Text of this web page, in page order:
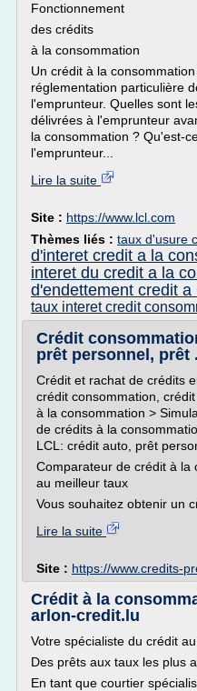
Fonctionnement
des crédits
à la consommation
Un crédit à la
réglementation particulière
l'emprunteur. Quelles sont
délivrées à l'emprunteur
la consommation ? Qu'est-
l'emprunteur...
Lire la suite
Site : https://www.lcl.com
Thèmes liés : taux d'usure
d'interet credit a la
interet du credit a la
d'endettement credit
taux interet credit
Crédit
prêt personnel, prêt
Crédit et rachat de crédits
crédit consommation,
à la consommation >
de crédits à la
LCL: crédit auto, prêt
Comparateur de crédit à la
au meilleur taux
Vous souhaitez obtenir un
Lire la suite
Site : https://www.credits-
Crédit à la
arlon-credit.lu
Votre spécialiste du crédit
Des prêts aux taux les plus
En tant que courtier